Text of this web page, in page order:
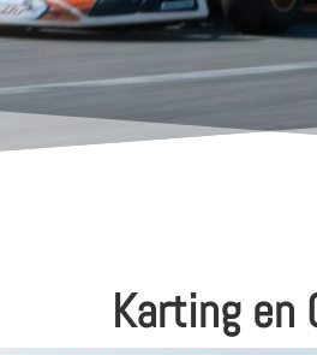
Karting en